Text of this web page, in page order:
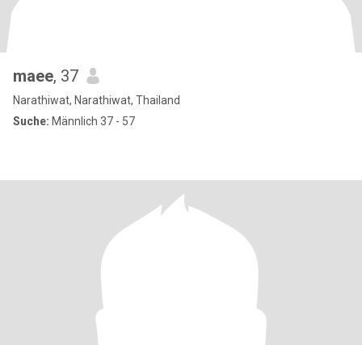
maee, 37
Narathiwat, Narathiwat, Thailand
Suche: Männlich 37 - 57